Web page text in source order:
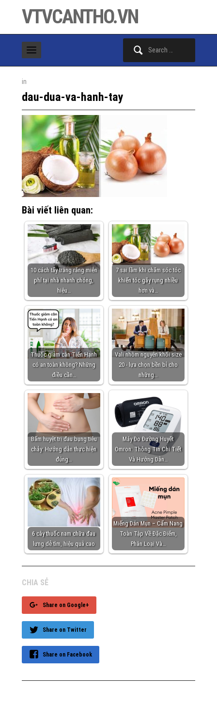
VTVCANTHO.VN
in
dau-dua-va-hanh-tay
Bài viết liên quan:
10 cách tẩy trắng răng miễn
phí tại nhà nhanh chóng,
hiệu…
7 sai lầm khi chăm sóc tóc
khiến tóc gãy rụng nhiều
hơn và…
Thuốc giảm cân Tiến Hạnh
có an toàn không? Những
điều cần…
Vali nhôm nguyên khối size
20 - lựa chọn bền bỉ cho
những…
Bấm huyệt trị đau bụng tiêu
chảy: Hướng dẫn thực hiện
đúng…
Máy Đo Đường Huyết
Omron: Thông Tin Chi Tiết
Và Hướng Dẫn…
6 cây thuốc nam chữa đau
lưng dễ tìm, hiệu quả cao
Miếng Dán Mụn – Cẩm Nang
Toàn Tập Về Đặc Điểm,
Phân Loại Và…
CHIA SẺ
Share on Google+
Share on Twitter
Share on Facebook